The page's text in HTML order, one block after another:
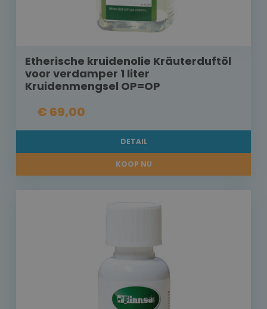
Etherische kruidenolie Kräuterduftöl
voor verdamper 1 liter
Kruidenmengsel OP=OP
€ 69,00
DETAIL
KOOP NU